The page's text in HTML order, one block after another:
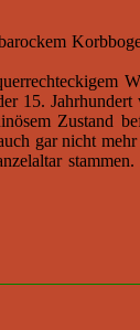
15.
Zustand
gar nicht